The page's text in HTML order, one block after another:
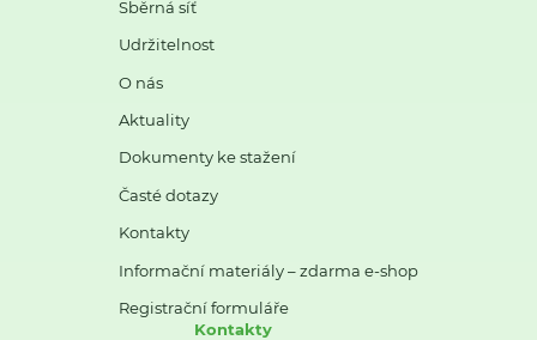
Sběrná síť
Udržitelnost
O nás
Aktuality
Dokumenty ke stažení
Časté dotazy
Kontakty
Informační materiály – zdarma e-shop
Registrační formuláře
Kontakty